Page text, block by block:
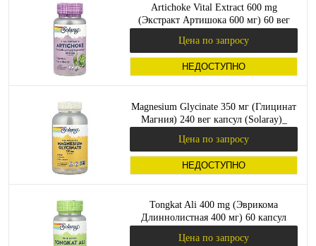
Artichoke Vital Extract 600 mg
(Экстракт Артишока 600 мг) 60 вег
Цена по запросу
НЕДОСТУПНО
Magnesium Glycinate 350 мг (Глицинат
Магния) 240 вег капсул (Solaray)_
Цена по запросу
НЕДОСТУПНО
Tongkat Ali 400 mg (Эврикома
Длиннолистная 400 мг) 60 капсул
Цена по запросу